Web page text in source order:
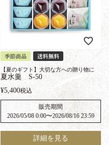
季節商品 送料無料
【夏のギフト】大切な方への贈り物に
夏水羹 S-50
¥5,400税込
販売期間
2026/05/08 0:00〜2026/08/16 23:59
詳細を見る